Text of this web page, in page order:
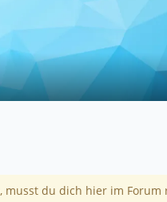
musst du dich hier im Forum